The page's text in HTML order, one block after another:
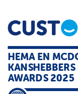
Home
Service
HEMA EN
AWARDS 2025